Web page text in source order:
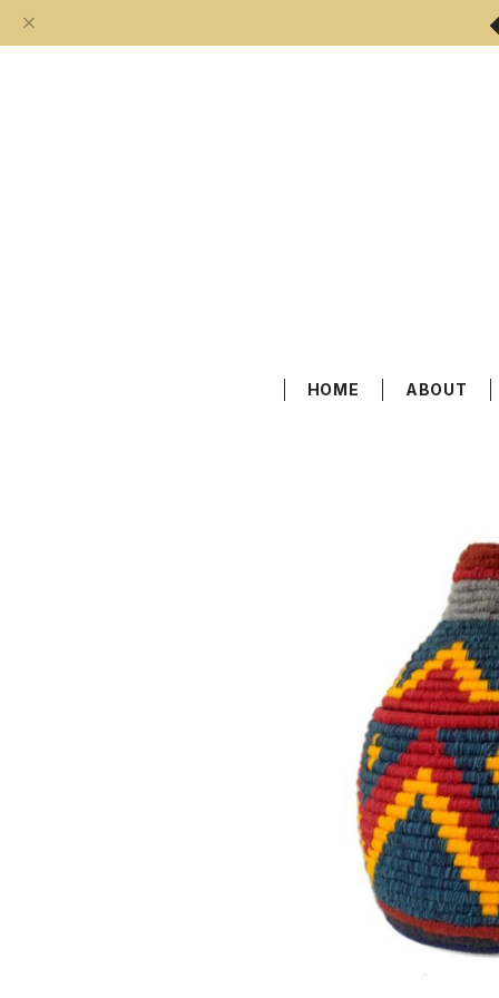
HOME ABOUT